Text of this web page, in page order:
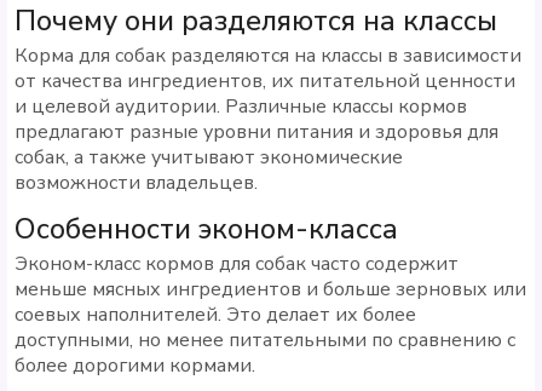
Почему они разделяются на классы
Корма для собак разделяются на классы в зависимости
от качества ингредиентов, их питательной ценности
и целевой аудитории. Различные классы кормов
предлагают разные уровни питания и здоровья для
собак, а также учитывают экономические
возможности владельцев.
Особенности эконом-класса
Эконом-класс кормов для собак часто содержит
меньше мясных ингредиентов и больше зерновых или
соевых наполнителей. Это делает их более
доступными, но менее питательными по сравнению с
более дорогими кормами.